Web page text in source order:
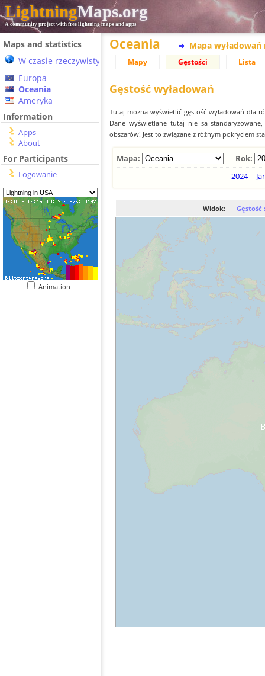
LightningMaps.org
A community project with free lightning maps and apps
Maps and statistics
W czasie rzeczywistym
Europa
Oceania
Ameryka
Information
Apps
About
For Participants
Logowanie
Animation
Oceania Mapa wyładowań
Mapy Gęstości Lista
Gęstość wyładowań
Tutaj można wyświetlić gęstość wyładowań dla
Dane wyświetlane tutaj nie sa
obszarów! Jest to związane z różnym pokryciem
Mapa:
Rok:
2024
Widok: Gęstość